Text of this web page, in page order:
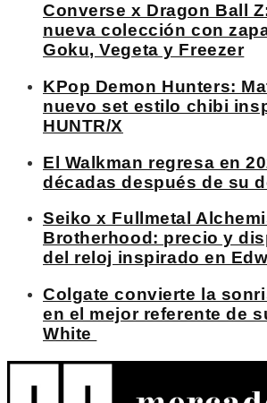
Converse x Dragon Ball
nueva colección con
Goku, Vegeta y Freezer
KPop Demon Hunters:
nuevo set estilo chibi
HUNTR/X
El Walkman regresa en
décadas después de su
Seiko x Fullmetal
Brotherhood: precio y
del reloj inspirado en
Colgate convierte la
en el mejor referente de
White